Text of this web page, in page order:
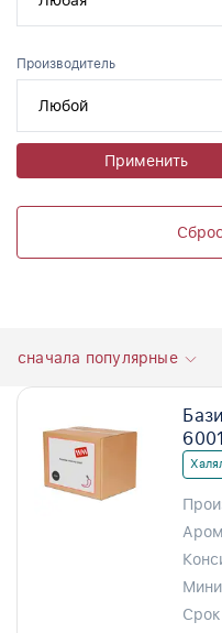
Производитель
Применить
сначала популярные
Срок